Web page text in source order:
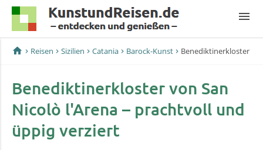
menu
home Reisen Sizilien Catania Barock-Kunst Benediktinerkloster
Benediktinerkloster von San
Nicolò l'Arena – prachtvoll und
üppig verziert